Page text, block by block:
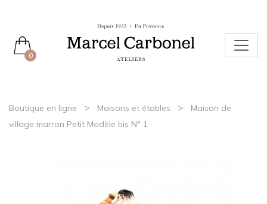
0
Boutique en ligne > Maisons et étables >
Maison de
village marron Petit Modèle bis N° 1